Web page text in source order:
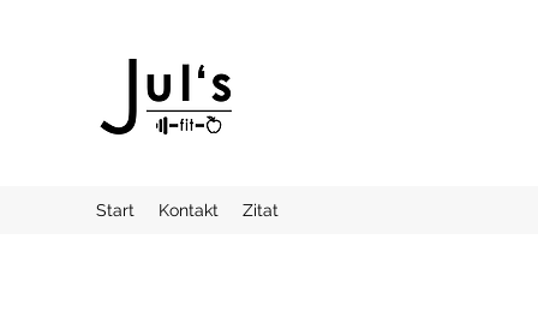
Start Kontakt Zitat